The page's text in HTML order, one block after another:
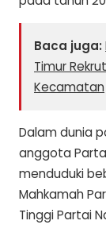
Baca juga:
Timur
Kecamatan
Dalam dunia
anggota
menduduki
Mahkamah
Tinggi Partai